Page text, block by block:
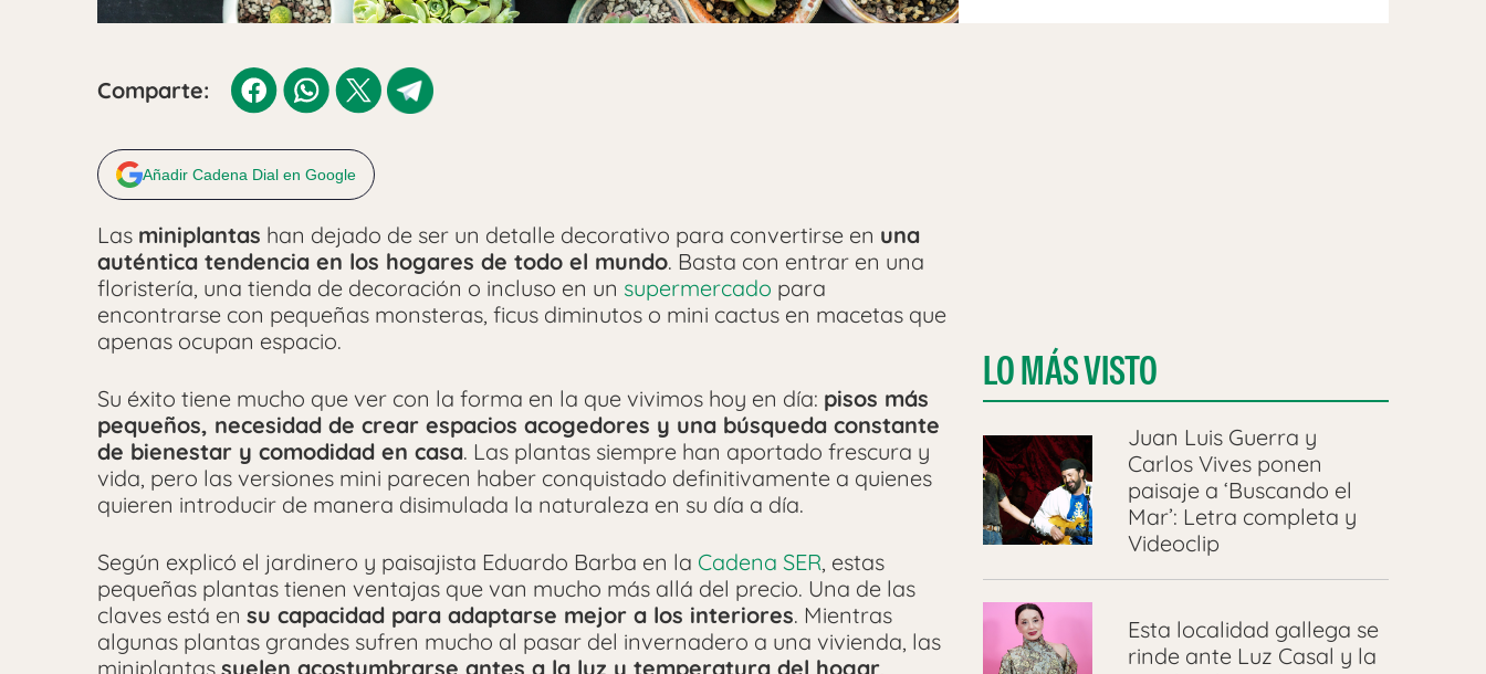
Comparte:
Añadir Cadena Dial en Google
Las miniplantas han dejado de ser un detalle decorativo para convertirse en una
auténtica tendencia en los hogares de todo el mundo. Basta con entrar en una
floristería, una tienda de decoración o incluso en un supermercado para
encontrarse con pequeñas monsteras, ficus diminutos o mini cactus en macetas que
apenas ocupan espacio.
Su éxito tiene mucho que ver con la forma en la que vivimos hoy en día: pisos más
pequeños, necesidad de crear espacios acogedores y una búsqueda constante
de bienestar y comodidad en casa. Las plantas siempre han aportado frescura y
vida, pero las versiones mini parecen haber conquistado definitivamente a quienes
quieren introducir de manera disimulada la naturaleza en su día a día.
Según explicó el jardinero y paisajista Eduardo Barba en la Cadena SER, estas
pequeñas plantas tienen ventajas que van mucho más allá del precio. Una de las
claves está en su capacidad para adaptarse mejor a los interiores. Mientras
algunas plantas grandes sufren mucho al pasar del invernadero a una vivienda, las
miniplantas suelen acostumbrarse antes a la luz y temperatura del hogar.
LO MÁS VISTO
Juan Luis Guerra y
Carlos Vives ponen
paisaje a ‘Buscando el
Mar’: Letra completa y
Videoclip
Esta localidad gallega se
rinde ante Luz Casal y la